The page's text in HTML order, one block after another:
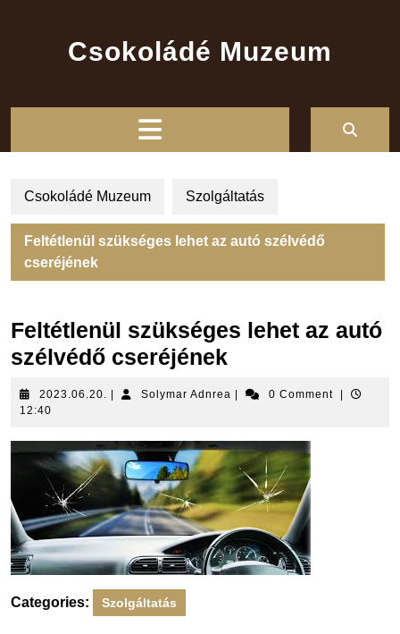
Csokoládé Muzeum
Csokoládé Muzeum Szolgáltatás
Feltétlenül szükséges lehet az autó szélvédő
cseréjének
Feltétlenül szükséges lehet az autó
szélvédő cseréjének
2023.06.20. 2023.06.20.Solymar Adnrea Solymar0 Comment
12:40
Categories: Szolgáltatás